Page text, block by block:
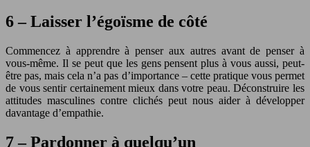
6 – Laisser l’égoïsme de côté
Commencez à apprendre à penser aux autres avant de penser à
vous-même. Il se peut que les gens pensent plus à vous aussi, peut-
être pas, mais cela n’a pas d’importance – cette pratique vous permet
de vous sentir certainement mieux dans votre peau. Déconstruire les
attitudes masculines contre clichés peut nous aider à développer
davantage d’empathie.
7 – Pardonner à quelqu’un